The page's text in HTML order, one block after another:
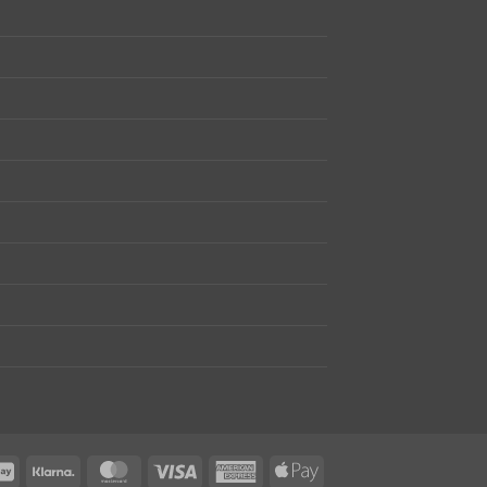
GiroPay Klarna MasterCardVisa
AmericanApple